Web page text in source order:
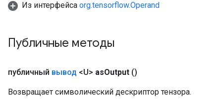
Из интерфейса org.tensorflow.Operand
Публичные методы
публичный вывод <U> asOutput ()
Возвращает символический дескриптор тензора.